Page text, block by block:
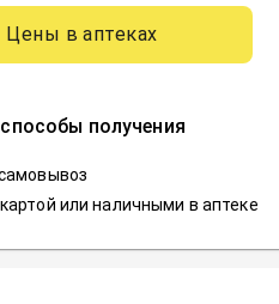
Цены в аптеках
получения
или наличными в аптеке